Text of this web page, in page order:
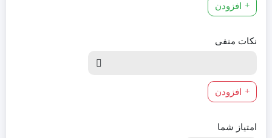
افزودن
نکات منفی
افزودن
امتیاز شما